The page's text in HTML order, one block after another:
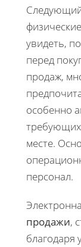
увидеть,
перед
продаж,
особенно
требующих
месте.
персонал.
продажи,
благодаря